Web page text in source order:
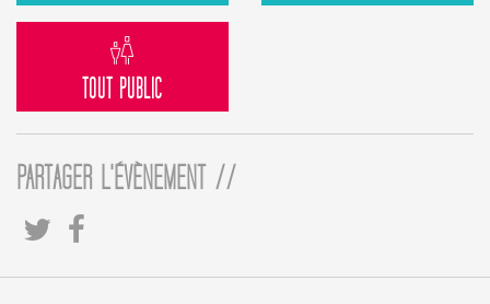
TOUT PUBLIC
PARTAGER L'ÉVÈNEMENT //